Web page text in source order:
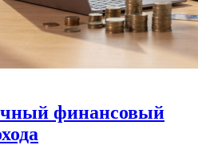
финансовый